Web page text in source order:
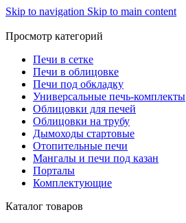
Skip to navigation Skip to main content
Просмотр категорий
Печи в сетке
Печи в облицовке
Печи под обкладку
Универсальные печь-комплекты
Облицовки для печей
Облицовки на трубу
Дымоходы стартовые
Отопительные печи
Мангалы и печи под казан
Порталы
Комплектующие
Каталог товаров